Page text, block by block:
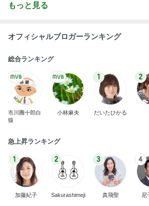
もっと見る
オフィシャルブロガーランキング
総合ランキング
市川團十郎白
猿
小林麻央
1
だいたひかる
2
急上昇ランキング
1
加藤紀子
2
Sakurashimeji
3
真飛聖
4
尼